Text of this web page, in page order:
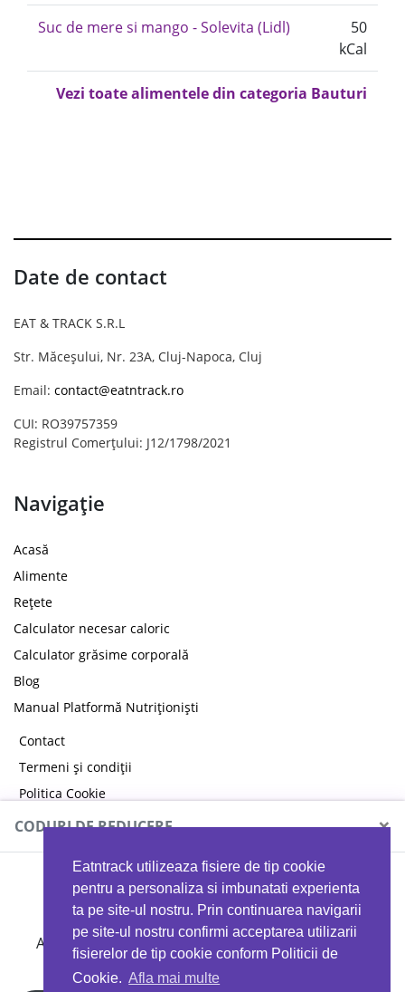
Eatntrack utilizeaza fisiere de tip cookie
pentru a personaliza si imbunatati experienta
ta pe site-ul nostru. Prin continuarea navigarii
pe site-ul nostru confirmi acceptarea utilizarii
fisierelor de tip cookie conform Politicii de
Cookie. Afla mai multe
Suc de mere si mango - Solevita (Lidl)
50
kCal
Vezi toate alimentele din categoria Bauturi
Date de contact
EAT & TRACK S.R.L
Str. Măceșului, Nr. 23A, Cluj-Napoca, Cluj
Email: contact@eatntrack.ro
CUI: RO39757359
Registrul Comerțului: J12/1798/2021
Navigație
Acasă
Alimente
Rețete
Calculator necesar caloric
Calculator grăsime corporală
Blog
Manual Platformă Nutriționiști
Contact
Termeni și condiții
Politica Cookie
Politica de confidențialitate
CODURI DE REDUCERE ×
MYPROTEIN
Ai 40%reducere la orice comandă folosind codul
EATTRACK